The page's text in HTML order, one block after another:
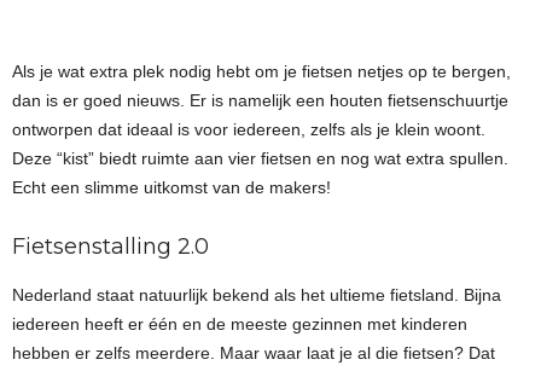
Als je wat extra plek nodig hebt om je fietsen netjes op te bergen,
dan is er goed nieuws. Er is namelijk een houten fietsenschuurtje
ontworpen dat ideaal is voor iedereen, zelfs als je klein woont.
Deze “kist” biedt ruimte aan vier fietsen en nog wat extra spullen.
Echt een slimme uitkomst van de makers!
Fietsenstalling 2.0
Nederland staat natuurlijk bekend als het ultieme fietsland. Bijna
iedereen heeft er één en de meeste gezinnen met kinderen
hebben er zelfs meerdere. Maar waar laat je al die fietsen? Dat